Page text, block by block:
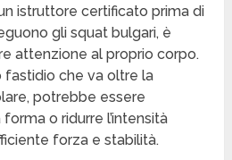
istruttore certificato prima di
gli squat bulgari, è
attenzione al proprio corpo.
fastidio che va oltre la
potrebbe essere
o ridurre l’intensità
forza e stabilità.